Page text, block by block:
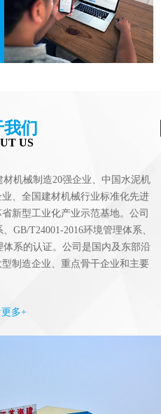
们
US
机械制造20强企业、中国水泥机
、全国建材机械行业标准化先进
新型工业化产业示范基地。公司
GB/T24001-2016环境管理体系、
体系的认证。公司是国内及东部沿
制造企业、重点骨干企业和主要
多+